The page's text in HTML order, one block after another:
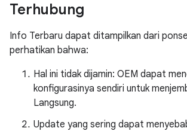
Terhubung
Info Terbaru dapat ditampilkan dari
perhatikan bahwa:
Hal ini tidak dijamin: OEM dapat
konfigurasinya sendiri untuk
Langsung.
Update yang sering dapat